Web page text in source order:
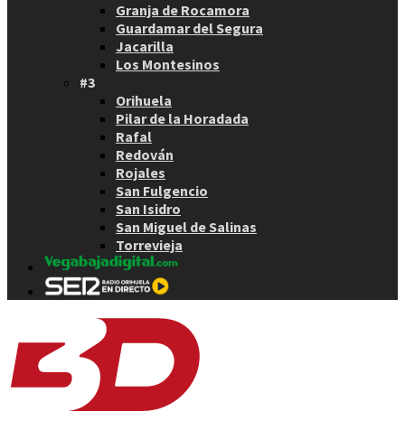
Granja de Rocamora
Guardamar del Segura
Jacarilla
Los Montesinos
#3
Orihuela
Pilar de la Horadada
Rafal
Redován
Rojales
San Fulgencio
San Isidro
San Miguel de Salinas
Torrevieja